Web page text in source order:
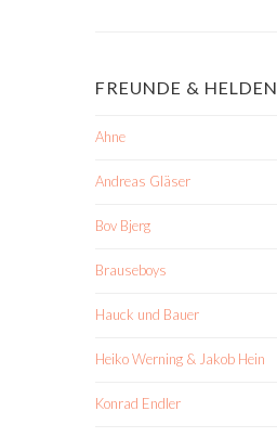
FREUNDE & HELDEN
Ahne
Andreas Gläser
Bov Bjerg
Brauseboys
Hauck und Bauer
Heiko Werning & Jakob Hein
Konrad Endler